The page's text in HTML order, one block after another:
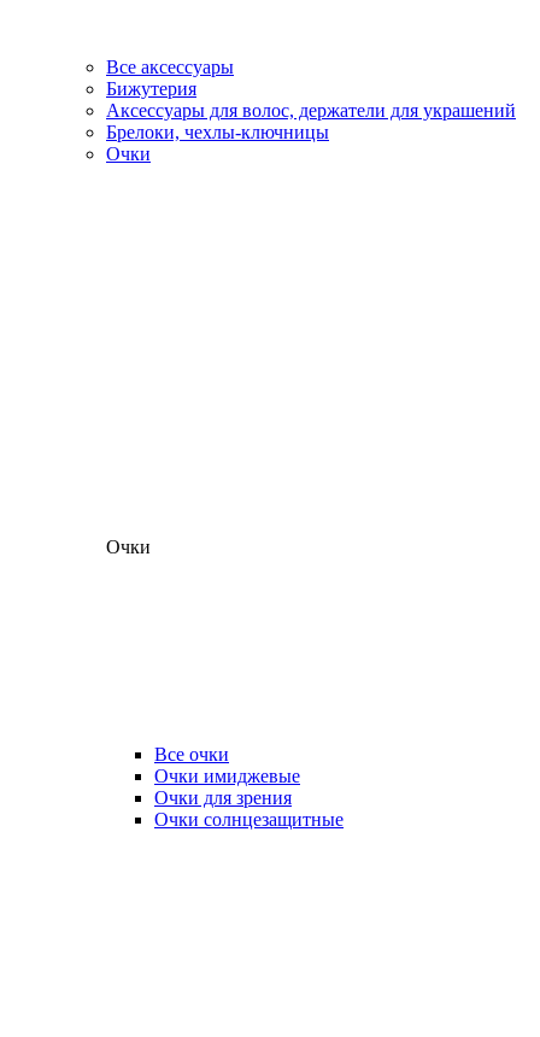
Все аксессуары
Бижутерия
Аксессуары для волос, держатели для украшений
Брелоки, чехлы-ключницы
Очки
Очки
Все очки
Очки имиджевые
Очки для зрения
Очки солнцезащитные